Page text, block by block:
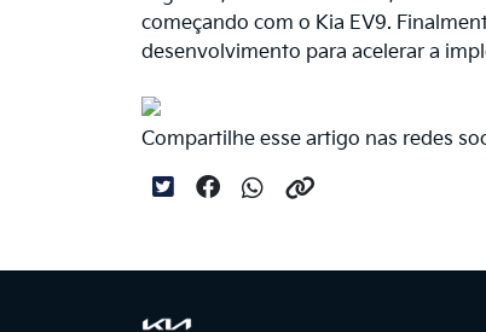
começando com o Kia EV9.
desenvolvimento para acelerar a
Compartilhe esse artigo nas redes